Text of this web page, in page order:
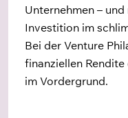
Unternehmen –
Investition im
Bei der Venture
finanziellen
im Vordergrund.